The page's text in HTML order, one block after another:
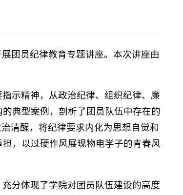
团员纪律教育专题讲座。本次讲座由
示精神，从政治纪律、组织纪律、廉
典型案例，剖析了团员队伍中存在的
清醒，将纪律要求内化为思想自觉和
，以过硬作风展现物电学子的青春风
分体现了学院对团员队伍建设的高度